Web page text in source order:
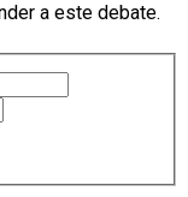
a este debate.